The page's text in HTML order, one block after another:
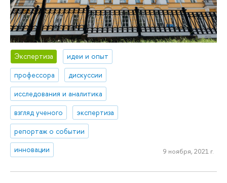
Экспертиза
идеи и опыт
профессора
дискуссии
исследования и аналитика
взгляд ученого
экспертиза
репортаж о событии
инновации
9 ноября, 2021 г.